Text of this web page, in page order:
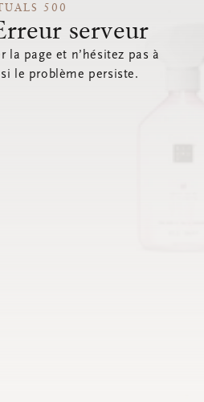
500
serveur
la page et n’hésitez pas à
le problème persiste.